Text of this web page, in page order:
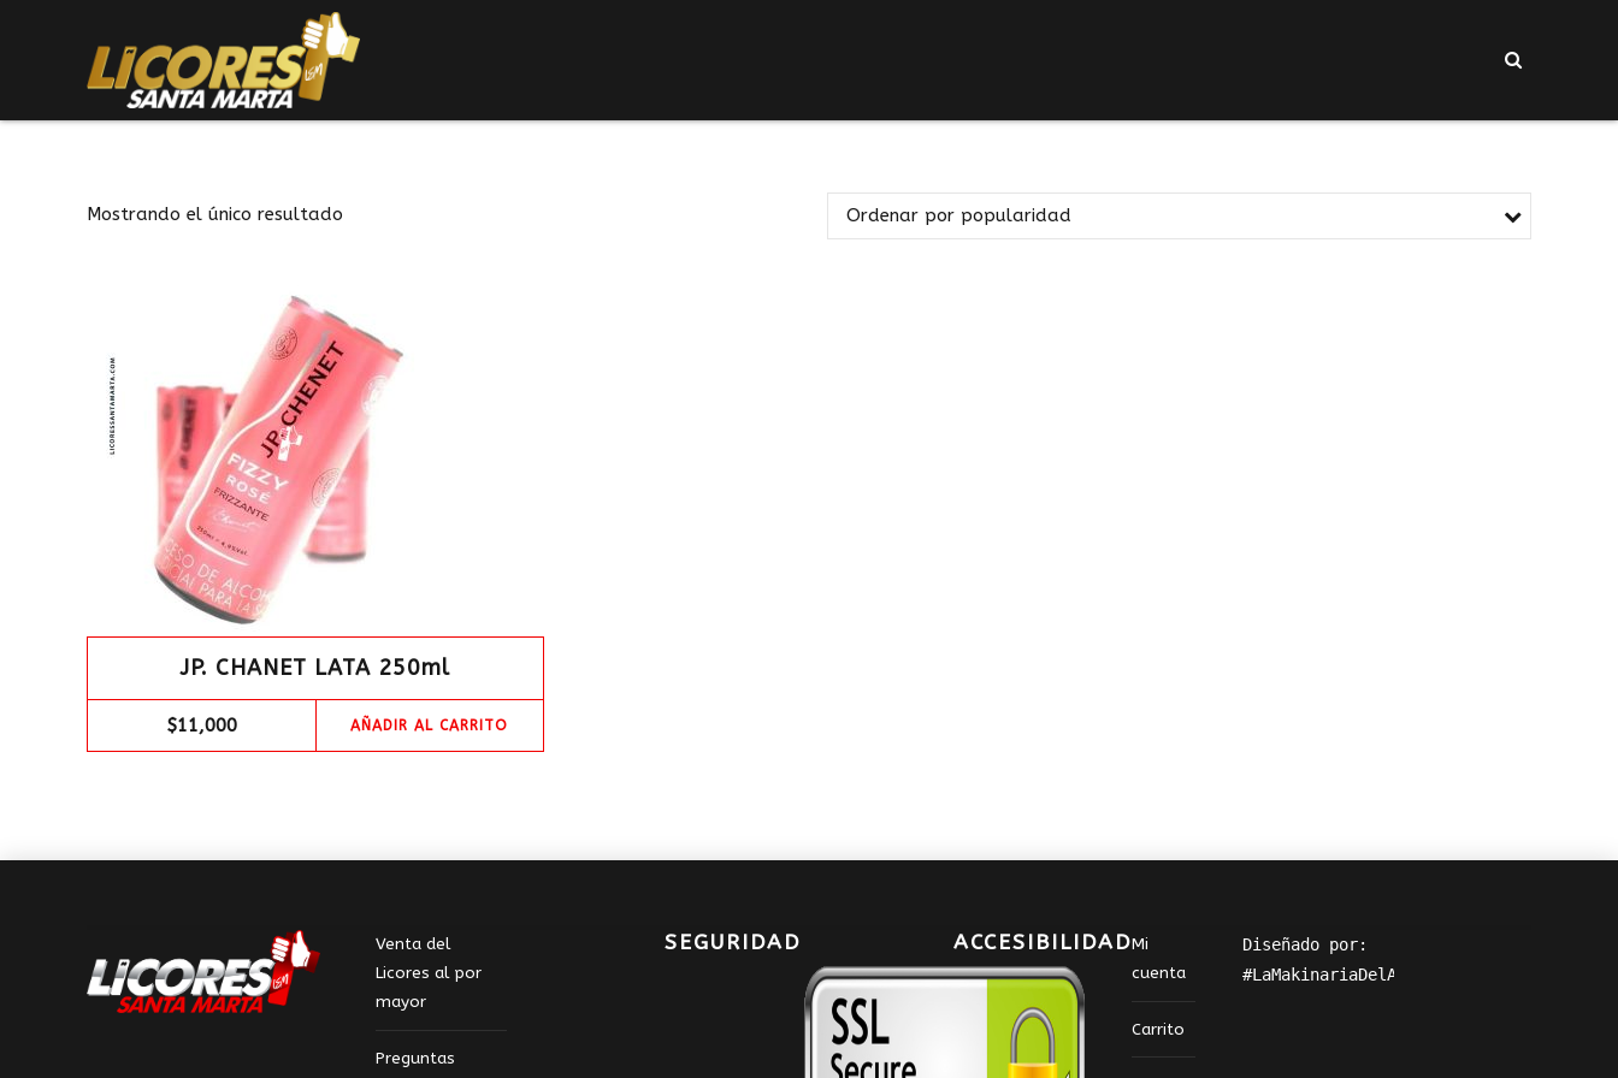
Mostrando el único resultado Ordenar por popularidad
JP. CHANET LATA 250ml
$11,000 AÑADIR AL CARRITO
Venta del
Licores al por
mayor
Preguntas
SEGURIDAD ACCESIBILIDADMi
cuenta
Carrito
Diseñado por:
#LaMakinariaDelArte